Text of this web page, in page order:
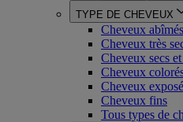
TYPE DE CHEVEUX
Cheveux
Cheveux très
Cheveux secs et
Cheveux
Cheveux
Cheveux fins
Tous types de